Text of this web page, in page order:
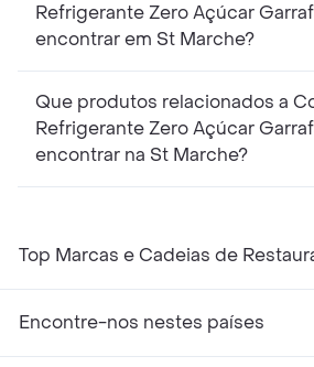
Refrigerante Zero Açúcar
encontrar em St Marche?
Que produtos relacionados a
Refrigerante Zero Açúcar
encontrar na St Marche?
Top Marcas e Cadeias de
Encontre-nos nestes países